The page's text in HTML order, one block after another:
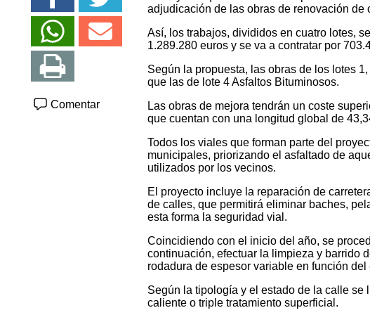
Comentar
adjudicación de las obras de renovación
Así, los trabajos, divididos en cuatro lotes,
1.289.280 euros y se va a contratar por
Según la propuesta, las obras de los lotes
que las de lote 4 Asfaltos Bituminosos.
Las obras de mejora tendrán un coste
que cuentan con una longitud global de
Todos los viales que forman parte del
municipales, priorizando el asfaltado de
utilizados por los vecinos.
El proyecto incluye la reparación de
de calles, que permitirá eliminar baches,
esta forma la seguridad vial.
Coincidiendo con el inicio del año, se
continuación, efectuar la limpieza y barrido
rodadura de espesor variable en función
Según la tipología y el estado de la calle se
caliente o triple tratamiento superficial.